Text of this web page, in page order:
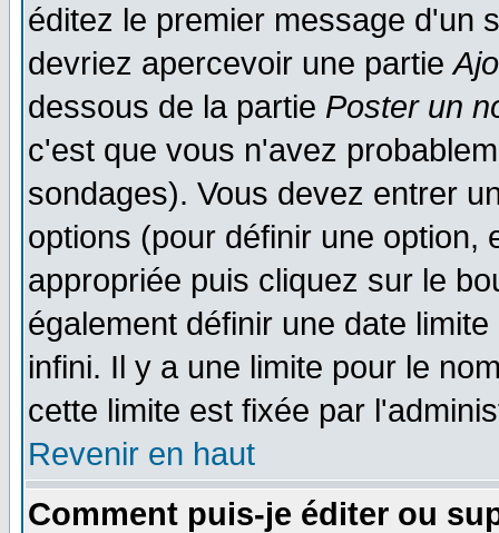
éditez le premier message d'un
devriez apercevoir une partie
dessous de la partie Poster un
c'est que vous n'avez
sondages). Vous devez entrer
options (pour définir une option,
appropriée puis cliquez sur le
également définir une date
infini. Il y a une limite pour le
cette limite est fixée par
Revenir en haut
Comment puis-je éditer ou